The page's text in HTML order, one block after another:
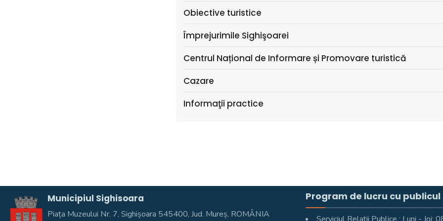
Obiective turistice
Împrejurimile Sighişoarei
Centrul Național de Informare și Promovare turistică
Cazare
Informaţii practice
Municipiul Sighisoara
Piața Muzeului Nr. 7, Sighişoara 545400, Jud. Mureş, ROMÂNIA
Program de lucru cu publicul